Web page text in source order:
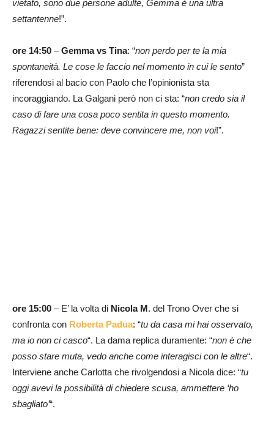
vietato, sono due persone adulte, Gemma è una ultra
settantenne!”.
ore 14:50 –Gemma vs Tina: “non perdo per te la mia
spontaneità. Le cose le faccio nel momento in cui le sento”
riferendosi al bacio con Paolo che l’opinionista sta
incoraggiando. La Galgani però non ci sta: “non credo sia il
caso di fare una cosa poco sentita in questo momento.
Ragazzi sentite bene: deve convincere me, non voi!”.
ore 15:00 – E’ la volta di Nicola M. del Trono Over che si
confronta con Roberta Padua: “tu da casa mi hai osservato,
ma io non ci casco“. La dama replica duramente: “non è che
posso stare muta, vedo anche come interagisci con le altre“.
Interviene anche Carlotta che rivolgendosi a Nicola dice: “tu
oggi avevi la possibilità di chiedere scusa, ammettere ‘ho
sbagliato’“.